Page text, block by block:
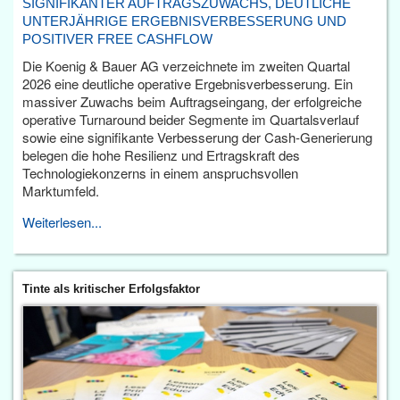
SIGNIFIKANTER AUFTRAGSZUWACHS, DEUTLICHE
UNTERJÄHRIGE ERGEBNISVERBESSERUNG UND
POSITIVER FREE CASHFLOW
Die Koenig & Bauer AG verzeichnete im zweiten Quartal
2026 eine deutliche operative Ergebnisverbesserung. Ein
massiver Zuwachs beim Auftragseingang, der erfolgreiche
operative Turnaround beider Segmente im Quartalsverlauf
sowie eine signifikante Verbesserung der Cash-Generierung
belegen die hohe Resilienz und Ertragskraft des
Technologiekonzerns in einem anspruchsvollen
Marktumfeld.
Weiterlesen...
Tinte als kritischer Erfolgsfaktor